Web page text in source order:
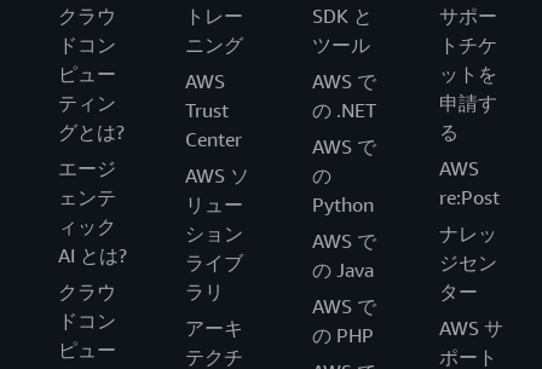
クラウ
ドコン
ピュー
ティン
グとは?
エージ
ェンテ
ィック
AI とは?
クラウ
ドコン
ピュー
トレー
ニング
AWS
Trust
Center
AWS ソ
リュー
ション
ライブ
ラリ
アーキ
テクチ
SDK と
ツール
AWS で
の .NET
AWS で
の
Python
AWS で
の Java
AWS で
の PHP
サポー
トチケ
ットを
申請す
る
AWS
re:Post
ナレッ
ジセン
ター
AWS サ
ポート